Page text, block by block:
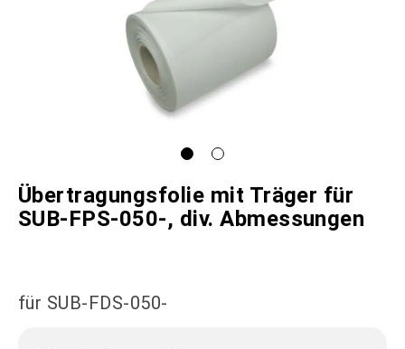
Übertragungsfolie mit Träger für
SUB-FPS-050-, div. Abmessungen
für SUB-FDS-050-